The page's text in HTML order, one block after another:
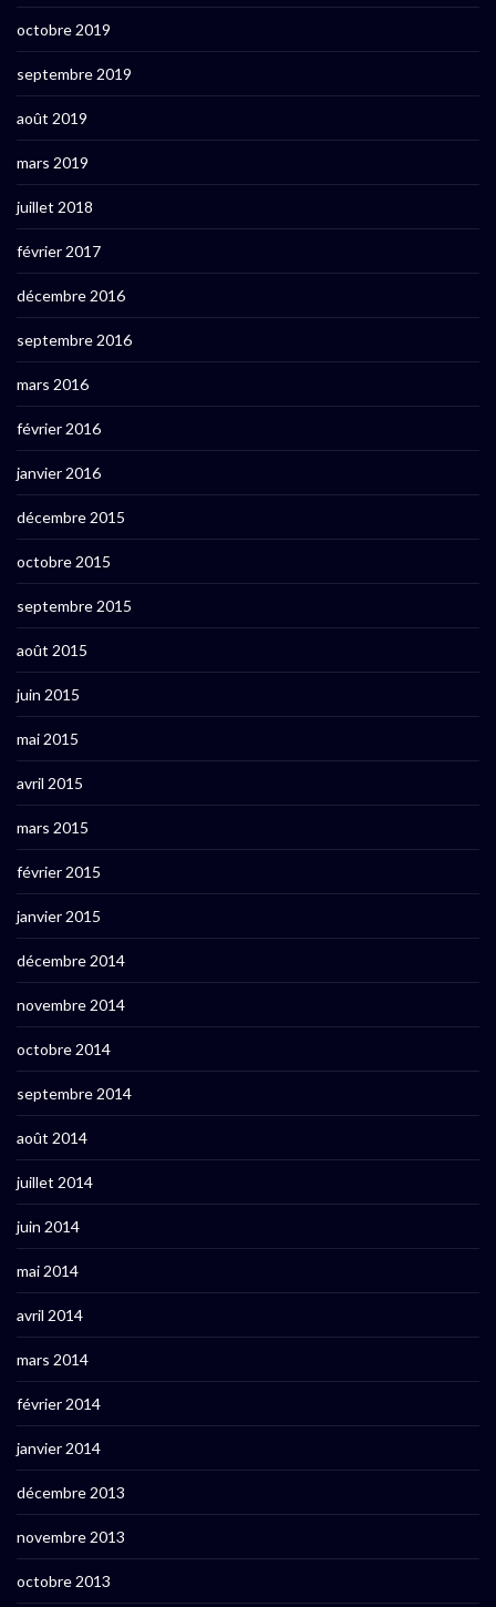
octobre 2019
septembre 2019
août 2019
mars 2019
juillet 2018
février 2017
décembre 2016
septembre 2016
mars 2016
février 2016
janvier 2016
décembre 2015
octobre 2015
septembre 2015
août 2015
juin 2015
mai 2015
avril 2015
mars 2015
février 2015
janvier 2015
décembre 2014
novembre 2014
octobre 2014
septembre 2014
août 2014
juillet 2014
juin 2014
mai 2014
avril 2014
mars 2014
février 2014
janvier 2014
décembre 2013
novembre 2013
octobre 2013